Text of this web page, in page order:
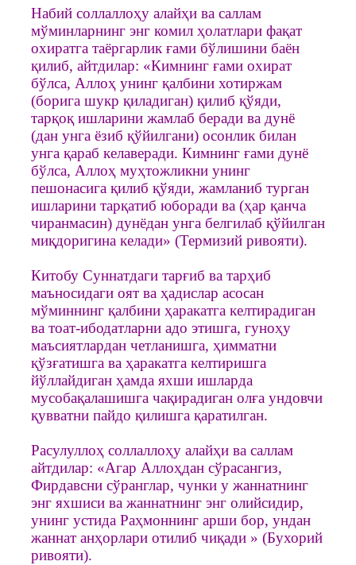
Набий соллаллоҳу алайҳи ва саллам
мўминларнинг энг комил ҳолатлари фақат
охиратга таёргарлик ғами бўлишини баён
қилиб, айтдилар: «Кимнинг ғами охират
бўлса, Аллоҳ унинг қалбини хотиржам
(борига шукр қиладиган) қилиб қўяди,
тарқоқ ишларини жамлаб беради ва дунё
(дан унга ёзиб қўйилгани) осонлик билан
унга қараб келаверади. Кимнинг ғами дунё
бўлса, Аллоҳ муҳтожликни унинг
пешонасига қилиб қўяди, жамланиб турган
ишларини тарқатиб юборади ва (ҳар қанча
чиранмасин) дунёдан унга белгилаб қўйилган
миқдоригина келади» (Термизий ривояти).
Китобу Суннатдаги тарғиб ва тарҳиб
маъносидаги оят ва ҳадислар асосан
мўминнинг қалбини ҳаракатга келтирадиган
ва тоат-ибодатларни адо этишга, гуноҳу
маъсиятлардан четланишга, ҳимматни
қўзғатишга ва ҳаракатга келтиришга
йўллайдиган ҳамда яхши ишларда
мусобақалашишга чақирадиган олға ундовчи
қувватни пайдо қилишга қаратилган.
Расулуллоҳ соллаллоҳу алайҳи ва саллам
айтдилар: «Агар Аллоҳдан сўрасангиз,
Фирдавсни сўранглар, чунки у жаннатнинг
энг яхшиси ва жаннатнинг энг олийсидир,
унинг устида Раҳмоннинг арши бор, ундан
жаннат анҳорлари отилиб чиқади » (Бухорий
ривояти).